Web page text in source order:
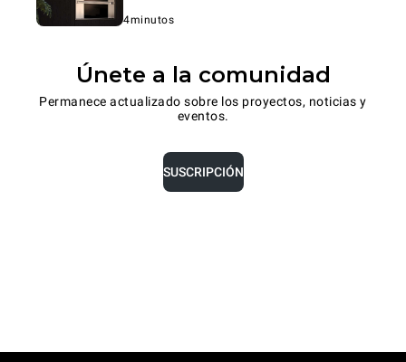
4minutos
Únete a la comunidad
Permanece actualizado sobre los proyectos, noticias y
eventos.
SUSCRIPCIÓN